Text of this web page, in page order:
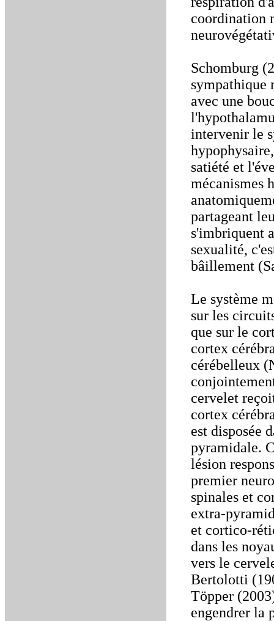
coordination
Schomburg
sympathique
avec une
intervenir le
satiété et
mécanismes
partageant
s'imbriquent
sexualité,
bâillement
Le système
sur les
que sur le
cortex
cérébelleux
cervelet
cortex
est disposée
pyramidale.
lésion
premier
spinales et
extra-
et cortico-
dans les
vers le
Bertolotti
Töpper
engendrer la